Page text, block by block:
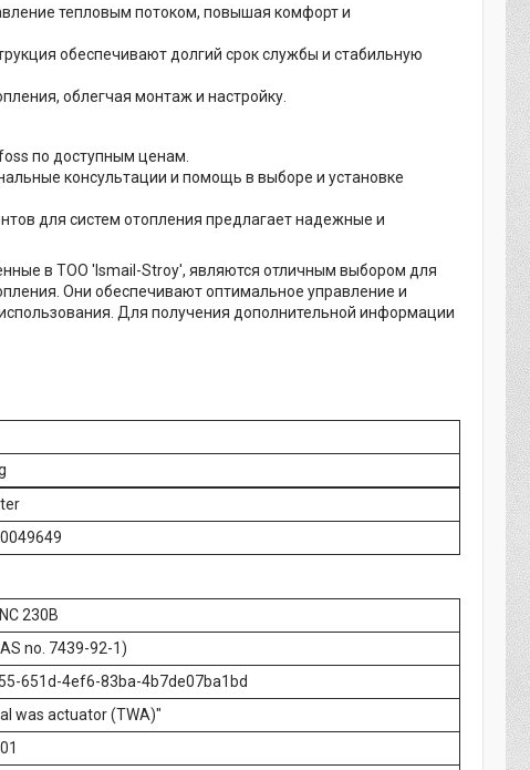
тепловым потоком, повышая комфорт и
обеспечивают долгий срок службы и стабильную
облегчая монтаж и настройку.
по доступным ценам.
консультации и помощь в выборе и установке
для систем отопления предлагает надежные и
в ТОО 'Ismail-Stroy', являются отличным выбором для
Они обеспечивают оптимальное управление и
Для получения дополнительной информации
230В
no. 7439-92-1)
651d-4ef6-83ba-4b7de07ba1bd
was actuator (TWA)"